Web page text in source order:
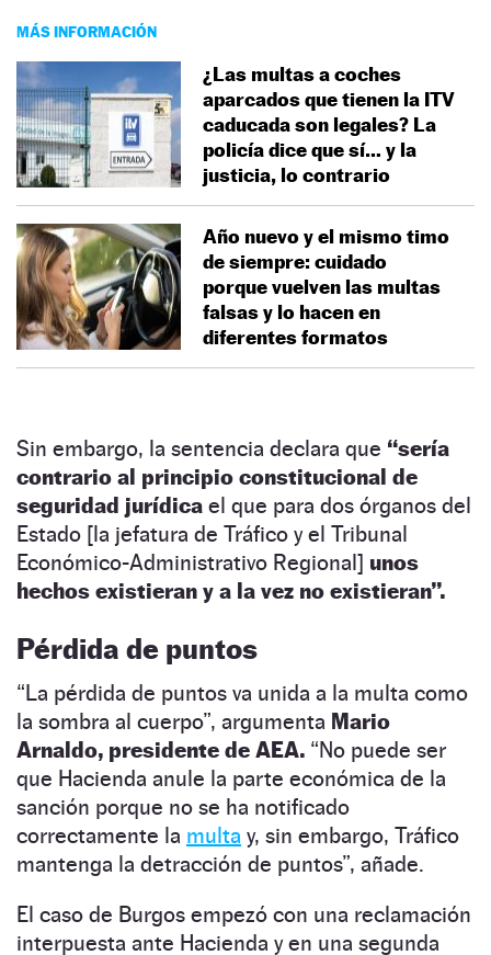
MÁS INFORMACIÓN
¿Las multas a coches
aparcados que tienen la ITV
caducada son legales? La
policía dice que sí… y la
justicia, lo contrario
Año nuevo y el mismo timo
de siempre: cuidado
porque vuelven las multas
falsas y lo hacen en
diferentes formatos
Sin embargo, la sentencia declara que “sería
contrario al principio constitucional de
seguridad jurídica el que para dos órganos del
Estado [la jefatura de Tráfico y el Tribunal
Económico-Administrativo Regional] unos
hechos existieran y a la vez no existieran”.
Pérdida de puntos
“La pérdida de puntos va unida a la multa como
la sombra al cuerpo”, argumenta Mario
Arnaldo, presidente de AEA. “No puede ser
que Hacienda anule la parte económica de la
sanción porque no se ha notificado
correctamente la multa y, sin embargo, Tráfico
mantenga la detracción de puntos”, añade.
El caso de Burgos empezó con una reclamación
interpuesta ante Hacienda y en una segunda